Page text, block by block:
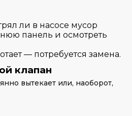
ли в насосе мусор
панель и осмотреть
— потребуется замена.
клапан
вытекает или, наоборот,